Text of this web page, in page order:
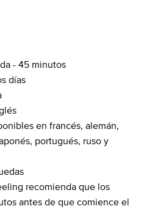
- 45 minutos
días
en francés, alemán,
portugués, ruso y
recomienda que los
antes de que comience el